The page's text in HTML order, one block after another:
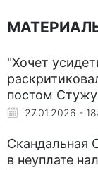
"Хочет
постом
27.01.2026 -
Скандальная
в неуплате